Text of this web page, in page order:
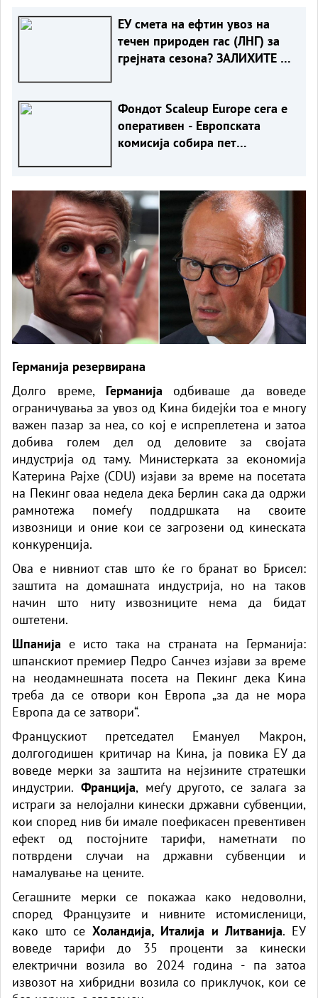
ЕУ смета на ефтин увоз на
течен природен гас (ЛНГ) за
грејната сезона? ЗАЛИХИТЕ СЕ
Фондот Scaleup Europe сега е
оперативен - Европската
комисија собира пет
Германија резервирана
Долго време, Германија одбиваше да воведе
ограничувања за увоз од Кина бидејќи тоа е многу
важен пазар за неа, со кој е испреплетена и затоа
добива голем дел од деловите за својата
индустрија од таму. Министерката за економија
Катерина Рајхе (CDU) изјави за време на посетата
на Пекинг оваа недела дека Берлин сака да одржи
рамнотежа помеѓу поддршката на своите
извозници и оние кои се загрозени од кинеската
конкуренција.
Ова е нивниот став што ќе го бранат во Брисел:
заштита на домашната индустрија, но на таков
начин што ниту извозниците нема да бидат
оштетени.
Шпанија е исто така на страната на Германија:
шпанскиот премиер Педро Санчез изјави за време
на неодамнешната посета на Пекинг дека Кина
треба да се отвори кон Европа „за да не мора
Европа да се затвори“.
Францускиот претседател Емануел Макрон,
долгогодишен критичар на Кина, ја повика ЕУ да
воведе мерки за заштита на нејзините стратешки
индустрии. Франција, меѓу другото, се залага за
истраги за нелојални кинески државни субвенции,
кои според нив би имале поефикасен превентивен
ефект од постојните тарифи, наметнати по
потврдени случаи на државни субвенции и
намалување на цените.
Сегашните мерки се покажаа како недоволни,
според Французите и нивните истомисленици,
како што се Холандија, Италија и Литванија. ЕУ
воведе тарифи до 35 проценти за кинески
електрични возила во 2024 година - па затоа
извозот на хибридни возила со приклучок, кои се